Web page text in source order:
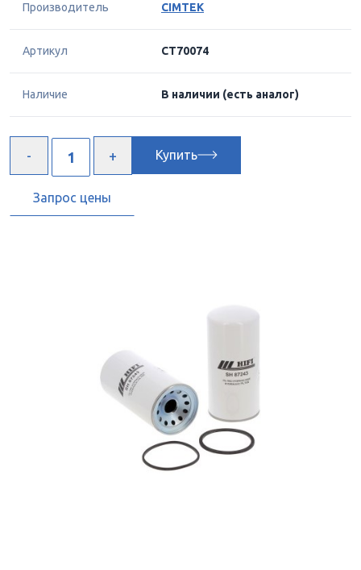
Производитель CIMTEK
Артикул CT70074
Наличие В наличии (есть аналог)
Купить
Запрос цены